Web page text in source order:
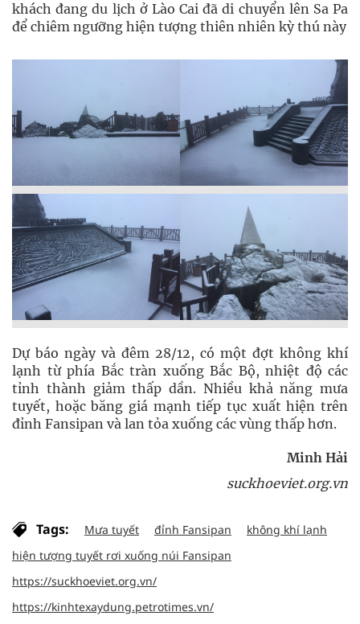
khách đang du lịch ở Lào Cai đã di chuyển lên Sa Pa
để chiêm ngưỡng hiện tượng thiên nhiên kỳ thú này
Dự báo ngày và đêm 28/12, có một đợt không khí
lạnh từ phía Bắc tràn xuống Bắc Bộ, nhiệt độ các
tỉnh thành giảm thấp dần. Nhiều khả năng mưa
tuyết, hoặc băng giá mạnh tiếp tục xuất hiện trên
đỉnh Fansipan và lan tỏa xuống các vùng thấp hơn.
Minh Hải
suckhoeviet.org.vn
Tags: Mưa tuyết đỉnh Fansipan
không khí lạnh
hiện tượng tuyết rơi xuống núi Fansipan
https://suckhoeviet.org.vn/
https://kinhtexaydung.petrotimes.vn/